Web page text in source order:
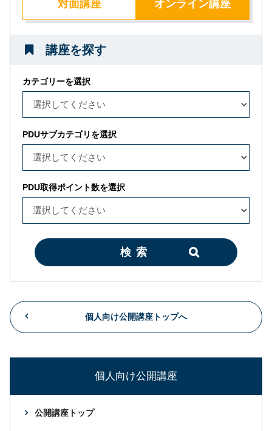
対面講座 オンライン講座
講座を探す
カテゴリーを選択
PDUサブカテゴリを選択
PDU取得ポイント数を選択
検索
個人向け公開講座トップへ
個人向け公開講座
公開講座トップ